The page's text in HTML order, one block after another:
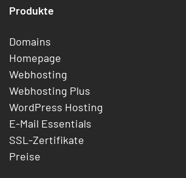
Produkte
Domains
Homepage
Webhosting
Webhosting Plus
WordPress Hosting
E-Mail Essentials
SSL-Zertifikate
Preise